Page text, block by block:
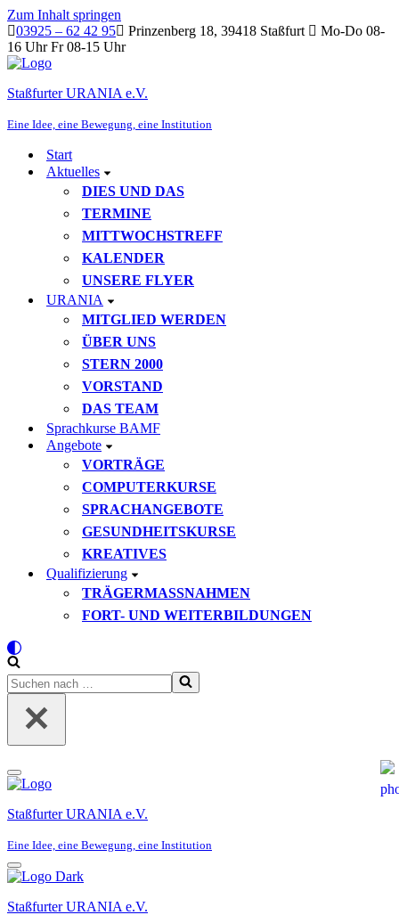
Zum Inhalt springen
03925 – 62 42 95
Prinzenberg 18, 39418 Staßfurt
Mo-Do 08-
16 Uhr Fr 08-15 Uhr
Staßfurter URANIA e.V.
Eine Idee, eine Bewegung, eine Institution
Start
Aktuelles
DIES UND DAS
TERMINE
MITTWOCHSTREFF
KALENDER
UNSERE FLYER
URANIA
MITGLIED WERDEN
ÜBER UNS
STERN 2000
VORSTAND
DAS TEAM
Sprachkurse BAMF
Angebote
VORTRÄGE
COMPUTERKURSE
SPRACHANGEBOTE
GESUNDHEITSKURSE
KREATIVES
Qualifizierung
TRÄGERMASSNAHMEN
FORT- UND WEITERBILDUNGEN
Suchen
nach …
Navigationsmenü
Staßfurter URANIA e.V.
Eine Idee, eine Bewegung, eine Institution
Navigationsmenü
Staßfurter URANIA e.V.